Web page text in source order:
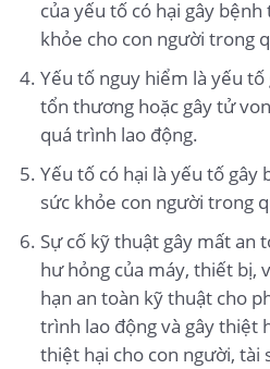
của yếu tố có hại gây
khỏe cho con người trong
Yếu tố nguy hiểm là yếu
tổn thương hoặc gây tử
quá trình lao động.
Yếu tố có hại là yếu tố gây
sức khỏe con người trong
Sự cố kỹ thuật gây mất an
hư hỏng của máy, thiết bị,
hạn an toàn kỹ thuật cho
trình lao động và gây thiệt
thiệt hại cho con người, tài